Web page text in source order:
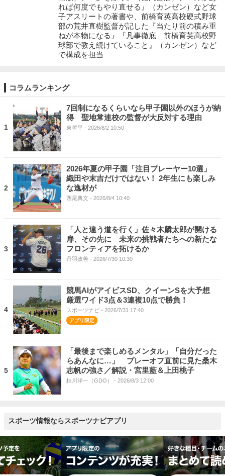
れば何度でもやり直せる』（カンゼン）など女
子アスリートの著書や、前橋育英高校硬式野球
部の荒井直樹監督が記した『当たり前の積み重
ねが本物になる』『凡事徹底 前橋育英高校野
球部で教え続けていること』（カンゼン）など
で構成を担当
コラムランキング
1
7回制になるくらいなら甲子園以外のほうが納
得 聖地常連校の監督が大反対する理由
東哲平 - 2026/8/2 10:50
2
2026年夏の甲子園「注目プレーヤー10選」
織田や末吉だけではない！ 2年生にも楽しみ
な逸材が
西尾典文 - 2026/8/4 10:40
3
「人と違う道を行く」佐々木麟太郎が開ける
扉、その先に 未来の挑戦者たちへの新たな
フロンティアを拓けるか
丹羽政善 - 2026/7/30 10:30
4
競馬AIがアイビスSD、クイーンSを大予想
厳選ワイド3点＆3連複10点で勝負！
スポーツナビ - 2026/7/31 17:40
5
「最後まで楽しめるメンタル」「自分だった
らあんなに…」 プレーオフ直前に見た桑木
志帆の強さ／解説・宮里藍＆上田桃子
桂川洋一（GDO） - 2026/8/3 12:00
スポーツ情報ならスポーツナビアプリ